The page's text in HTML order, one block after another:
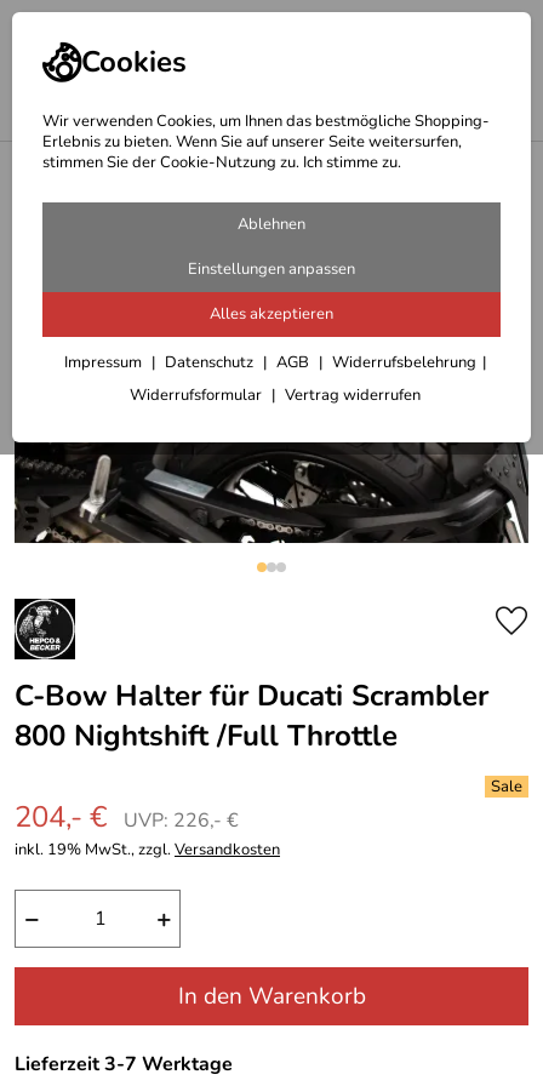
Cookies
Wir verwenden Cookies, um Ihnen das bestmögliche Shopping-
Erlebnis zu bieten. Wenn Sie auf unserer Seite weitersurfen,
stimmen Sie der Cookie-Nutzung zu. Ich stimme zu.
Ablehnen
Einstellungen anpassen
Alles akzeptieren
Impressum Datenschutz AGB
Widerrufsbelehrung
Widerrufsformular
Vertrag widerrufen
Hepco Becker Träger
C-Bow Halter für Ducati Scrambler
800 Nightshift /Full Throttle
204,- € UVP: 226,- €
inkl. 19% MwSt., zzgl.Versandkosten
− +
In den Warenkorb
Lieferzeit 3-7 Werktage